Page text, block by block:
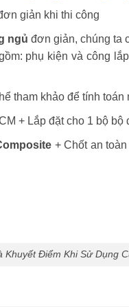
giản khi thi công
ngủ đơn giản, chúng ta
phụ kiện và công
tham khảo để tính
+ Lắp đặt cho 1 bộ bộ
+ Chốt an
Khuyết Điểm Khi Sử Dụng